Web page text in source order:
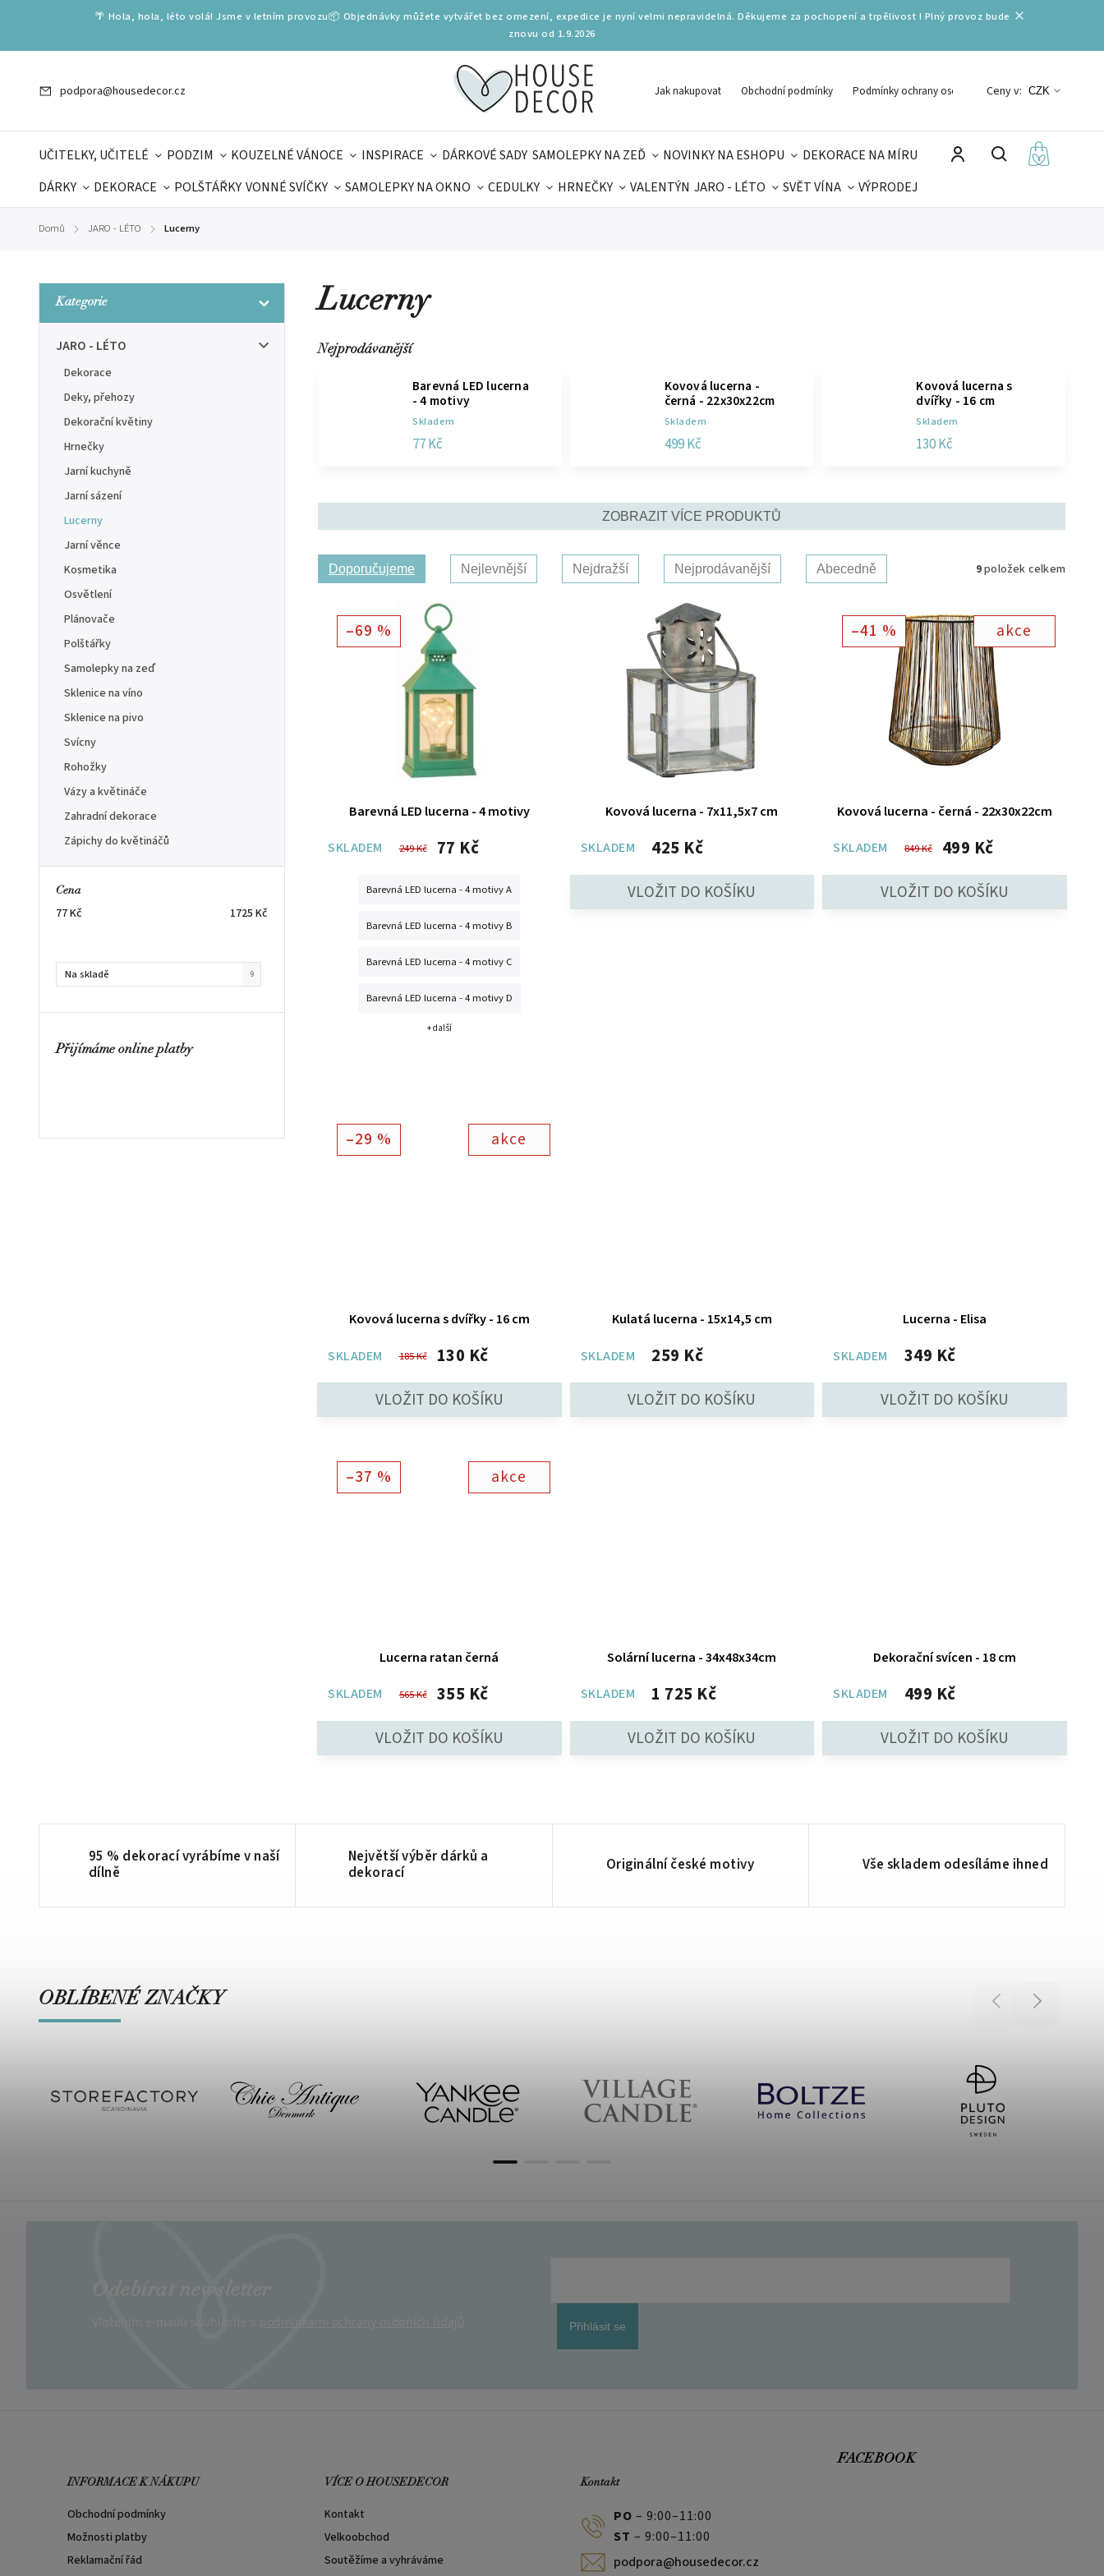
🌴 Hola, hola, léto volá! Jsme v letním provozu📦 Objednávky můžete vytvářet bez omezení, expedice je nyní velmi nepravidelná. Děkujeme za pochopení a trpělivost ! Plný provoz bude
znovu od 1.9.2026
podpora@housedecor.cz Jak nakupovat Obchodní podmínky Podmínky ochrany osobních údajů
Ceny v: CZK
UČITELKY, UČITELÉ PODZIM KOUZELNÉ VÁNOCE INSPIRACE DÁRKOVÉ SADY SAMOLEPKY NA ZEĎ NOVINKY NA ESHOPU
DEKORACE NA MÍRU
DÁRKY
DEKORACE POLŠTÁŘKY VONNÉ SVÍČKY SAMOLEPKY NA OKNO CEDULKY HRNEČKY VALENTÝN JARO - LÉTO SVĚT VÍNA
VÝPRODEJ
SLOVENSKÉ SPECIÁLY
Domů / JARO - LÉTO / Lucerny
Kategorie
JARO - LÉTO
Dekorace
Deky, přehozy
Dekorační květiny
Hrnečky
Jarní kuchyně
Jarní sázení
Lucerny
Jarní věnce
Kosmetika
Osvětlení
Plánovače
Polštářky
Samolepky na zeď
Sklenice na víno
Sklenice na pivo
Svícny
Rohožky
Vázy a květináče
Zahradní dekorace
Zápichy do květináčů
Cena
77Kč 1725 Kč
Na skladě 9
Přijímáme online platby
Lucerny
Nejprodávanější
Barevná LED lucerna
- 4 motivy
Skladem
77 Kč
Kovová lucerna -
černá - 22x30x22cm
Skladem
499 Kč
Kovová lucerna s
dvířky - 16 cm
Skladem
130 Kč
ZOBRAZIT VÍCE PRODUKTŮ
Doporučujeme Nejlevnější Nejdražší Nejprodávanější Abecedně 9položek celkem
–69 %
Barevná LED lucerna - 4 motivy
SKLADEM 249 Kč 77 Kč
Barevná LED lucerna - 4 motivy A
Barevná LED lucerna - 4 motivy B
Barevná LED lucerna - 4 motivy C
Barevná LED lucerna - 4 motivy D
+ další
Kovová lucerna - 7x11,5x7 cm
SKLADEM 425 Kč
akce
–41 %
Kovová lucerna - černá - 22x30x22cm
SKLADEM 849 Kč 499 Kč
akce
–29 %
Kovová lucerna s dvířky - 16 cm
SKLADEM 185 Kč 130 Kč
Kulatá lucerna - 15x14,5 cm
SKLADEM 259 Kč
Lucerna - Elisa
SKLADEM 349 Kč
akce
–37 %
Lucerna ratan černá
SKLADEM 565 Kč 355 Kč
Solární lucerna - 34x48x34cm
SKLADEM 1 725 Kč
Dekorační svícen - 18 cm
SKLADEM 499 Kč
95 % dekorací vyrábíme v naší
dílně
Největší výběr dárků a
dekorací
Originální české motivy Vše skladem odesíláme ihned
OBLÍBENÉ ZNAČKY Previous Next
Přihlásit se
INFORMACE K NÁKUPU
Obchodní podmínky
Možnosti platby
Reklamační řád
VÍCE O HOUSEDECOR
Kontakt
Velkoobchod
Soutěžíme a vyhráváme
Kontakt
PO – 9:00–11:00
ST – 9:00–11:00
podpora@housedecor.cz
FACEBOOK